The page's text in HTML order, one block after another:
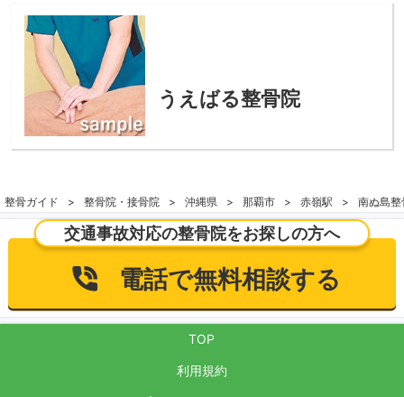
うえばる整骨院
整骨ガイド 整骨院・接骨院 沖縄県 那覇市 赤嶺駅 南ぬ島整
交通事故対応の整骨院をお探しの方へ
電話で無料相談する
TOP
利用規約